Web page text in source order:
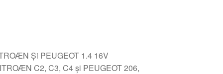
Şi PEUGEOT 1.4 16V
C2, C3, C4 şi PEUGEOT 206,